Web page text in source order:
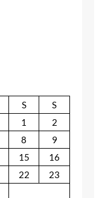
S
S
1
2
8
9
15
16
22
23